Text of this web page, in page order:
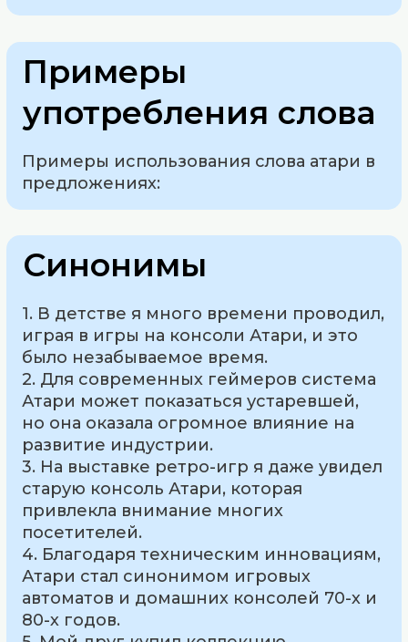
Примеры
употребления слова
Примеры использования слова атари в
предложениях:
Синонимы
1. В детстве я много времени проводил,
играя в игры на консоли Атари, и это
было незабываемое время.
2. Для современных геймеров система
Атари может показаться устаревшей,
но она оказала огромное влияние на
развитие индустрии.
3. На выставке ретро-игр я даже увидел
старую консоль Атари, которая
привлекла внимание многих
посетителей.
4. Благодаря техническим инновациям,
Атари стал синонимом игровых
автоматов и домашних консолей 70-х и
80-х годов.